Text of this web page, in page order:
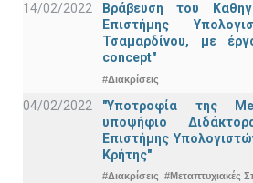
14/02/2022
Βράβευση του
Επιστήμης
Τσαμαρδίνου, με
concept"
#Διακρίσεις
04/02/2022
"Υποτροφία της
υποψήφιο
Επιστήμης
Κρήτης"
#Διακρίσεις #Μεταπτυχιακές